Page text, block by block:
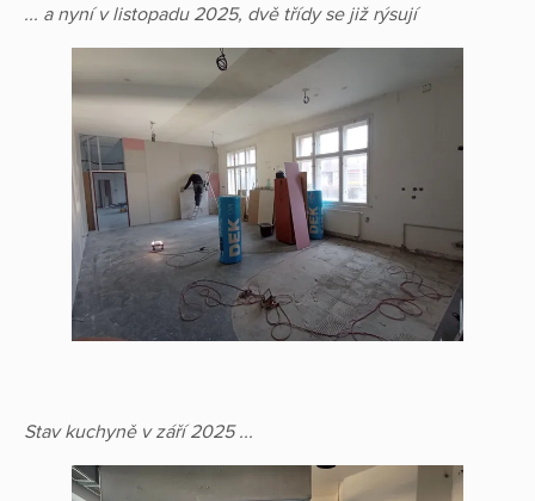
... a nyní v listopadu 2025, dvě třídy se již rýsují
Stav kuchyně v září 2025 ...